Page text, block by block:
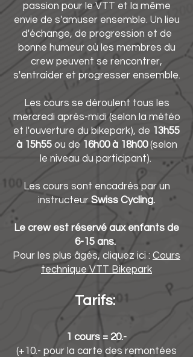
passion pour le VTT et la même
envie de s'amuser ensemble. Un lieu
d'échange, de progression et de
bonne humeur où les membres du
crew peuvent se rencontrer,
s'entraider et progresser ensemble.
Les cours se déroulent tous les
mercredi après-midi (selon la météo
et l'ouverture du bikepark), de 13h55
à 15h55ou de 16h00 à 18h00(selon
le niveau du participant).
Les cours sont encadrés par un
instructeur Swiss Cycling.
Le crew est réservé aux enfants de
6-15 ans.
Pour les plus âgés, cliquez ici : Cours
technique VTT Bikepark
Tarifs:
1 cours = 20.-
(+10.- pour la carte des remontées